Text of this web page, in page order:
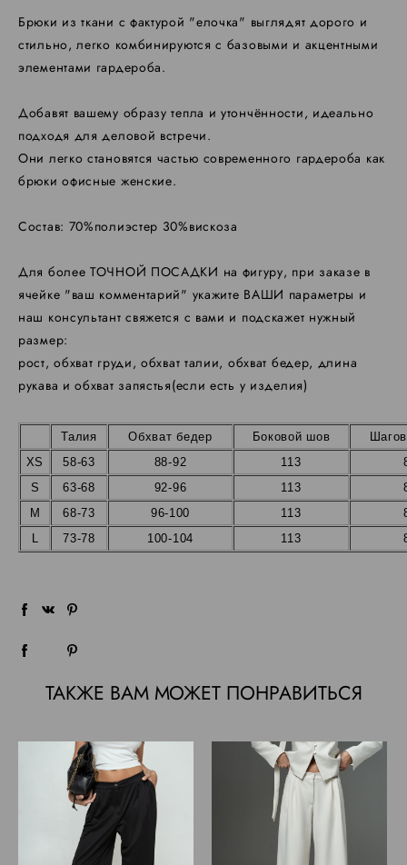
Брюки из ткани с фактурой "елочка" выглядят дорого и
стильно, легко комбинируются с базовыми и акцентными
элементами гардероба.
Добавят вашему образу тепла и утончённости, идеально
подходя для деловой встречи.
Они легко становятся частью современного гардероба как
брюки офисные женские.
Состав: 70%полиэстер 30%вискоза
Для более ТОЧНОЙ ПОСАДКИ на фигуру, при заказе в
ячейке "ваш комментарий" укажите ВАШИ параметры и
наш консультант свяжется с вами и подскажет нужный
размер:
​рост, обхват груди, обхват талии, обхват бедер, длина
рукава и обхват запястья(если есть у изделия)
Талия Обхват бедер Боковой шов
XS
58-63 88-92 113
S
63-68 92-96 113
M
68-73 96-100 113
L
73-78 100-104 113
ТАКЖЕ ВАМ МОЖЕТ ПОНРАВИТЬСЯ